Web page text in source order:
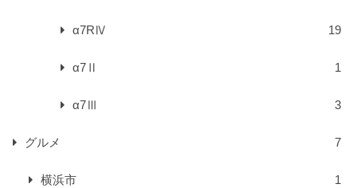
α7RⅣ 19
α7Ⅱ 1
α7Ⅲ 3
グルメ 7
横浜市 1